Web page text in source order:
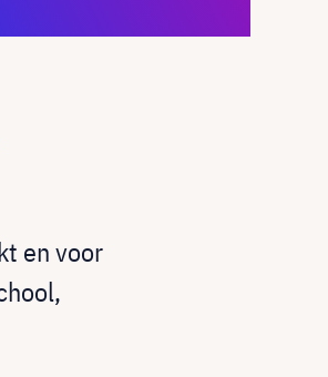
en voor